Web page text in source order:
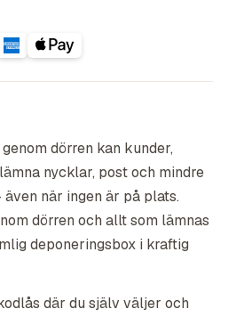
dörren kan kunder,
nycklar, post och mindre
när ingen är på plats.
dörren och allt som lämnas
deponeringsbox i kraftig
där du själv väljer och